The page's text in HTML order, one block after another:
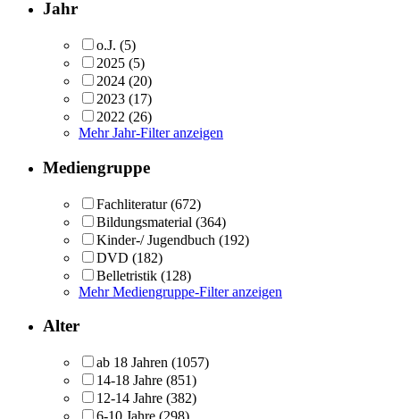
Jahr
o.J. (5)
2025 (5)
2024 (20)
2023 (17)
2022 (26)
Mehr Jahr-Filter anzeigen
Mediengruppe
Fachliteratur (672)
Bildungsmaterial (364)
Kinder-/ Jugendbuch (192)
DVD (182)
Belletristik (128)
Mehr Mediengruppe-Filter anzeigen
Alter
ab 18 Jahren (1057)
14-18 Jahre (851)
12-14 Jahre (382)
6-10 Jahre (298)